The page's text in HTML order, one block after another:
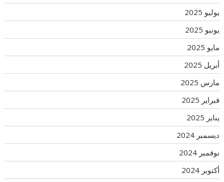
يوليو 2025
يونيو 2025
مايو 2025
أبريل 2025
مارس 2025
فبراير 2025
يناير 2025
ديسمبر 2024
نوفمبر 2024
أكتوبر 2024